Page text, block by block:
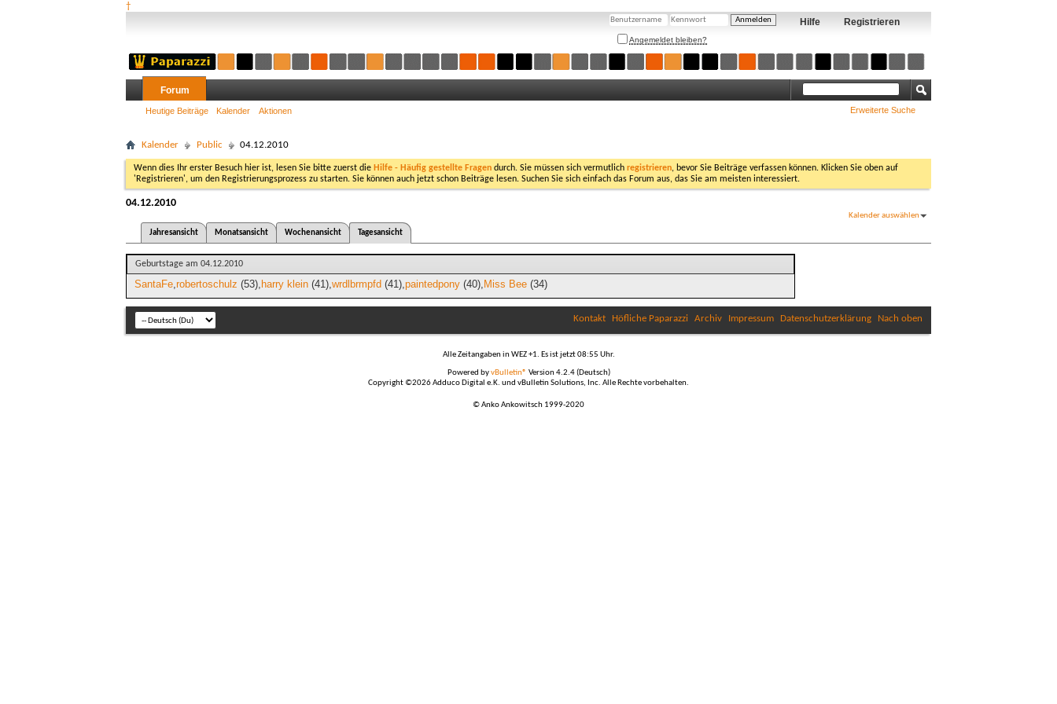
†
Registrieren
Hilfe
Angemeldet bleiben?
Forum
Heutige Beiträge Kalender Aktionen Erweiterte Suche
Kalender Public 04.12.2010
Wenn dies Ihr erster Besuch hier ist, lesen Sie bitte zuerst die Hilfe - Häufig gestellte Fragen durch. Sie müssen sich vermutlich registrieren, bevor Sie Beiträge verfassen können. Klicken Sie oben auf
'Registrieren', um den Registrierungsprozess zu starten. Sie können auch jetzt schon Beiträge lesen. Suchen Sie sich einfach das Forum aus, das Sie am meisten interessiert.
04.12.2010
Kalender auswählen
Jahresansicht
Monatsansicht Wochenansicht Tagesansicht
Geburtstage am 04.12.2010
SantaFe robertoschulz (53) harry klein (41) wrdlbrmpfd (41) paintedpony (40) Miss Bee (34)
Kontakt Höfliche Paparazzi Archiv Impressum Datenschutzerklärung Nach oben
Alle Zeitangaben in WEZ +1. Es ist jetzt08:55 Uhr.
Powered byvBulletin® Version 4.2.4 (Deutsch)
Copyright ©2026 Adduco Digital e.K. und vBulletin Solutions, Inc. Alle Rechte vorbehalten.
© Anko Ankowitsch 1999-2020